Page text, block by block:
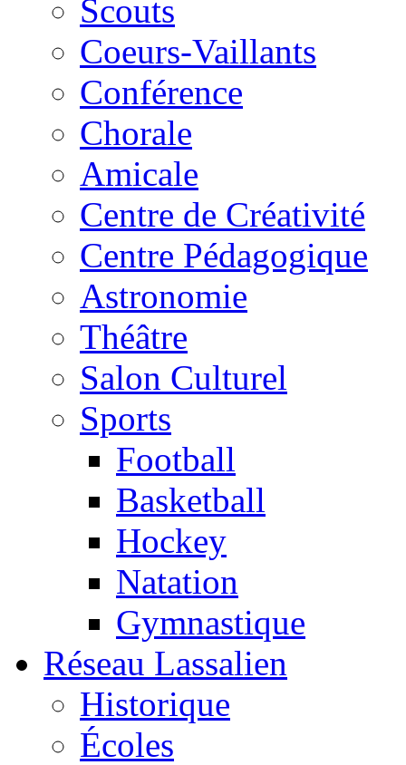
Scouts
Coeurs-Vaillants
Conférence
Chorale
Amicale
Centre de Créativité
Centre Pédagogique
Astronomie
Théâtre
Salon Culturel
Sports
Football
Basketball
Hockey
Natation
Gymnastique
Réseau Lassalien
Historique
Écoles